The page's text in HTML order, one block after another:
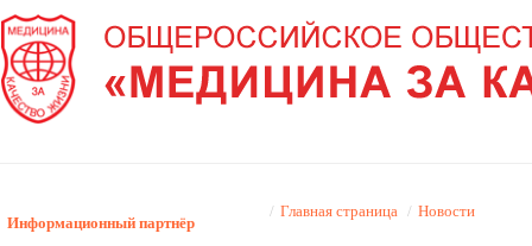
Информационный партнёр
/ Главная страница / Новости